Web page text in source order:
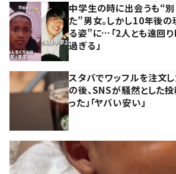
中学生の時に出会うも“
た”男女。しかし10年後
る姿”に…「2人とも遠回り
過ぎる」
スタバでワッフルを注文し
の後、SNSが騒然とした
った」「ヤバい安い」